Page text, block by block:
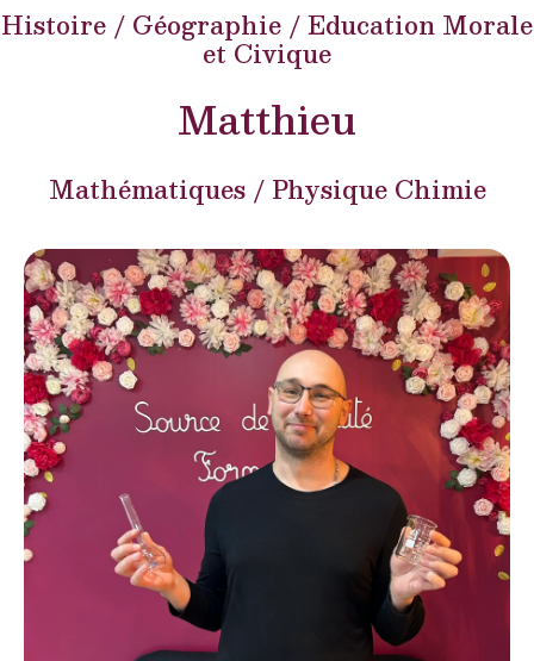
Histoire / Géographie / Education Morale
et Civique
Matthieu
Mathématiques / Physique Chimie